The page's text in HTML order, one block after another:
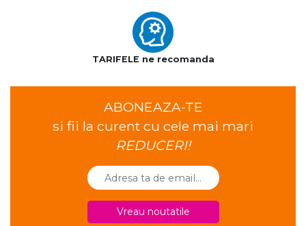
TARIFELE ne recomanda
ABONEAZA-TE
si fii la curent cu cele mai mari
REDUCERI!
Vreau noutatile